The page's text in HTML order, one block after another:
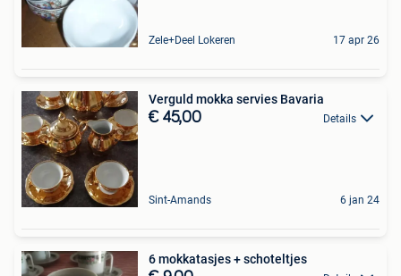
Zele+Deel Lokeren 17 apr 26
Verguld mokka servies Bavaria
€ 45,00 Details
Sint-Amands 6 jan 24
6 mokkatasjes + schoteltjes